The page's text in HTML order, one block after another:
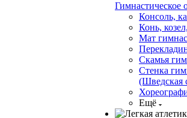
Гимнастическое
Консоль,
Конь,
Мат
Скамья
Стенка
(Шведская
Ещё